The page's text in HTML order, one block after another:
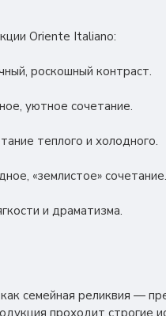
Oriente Italiano:
роскошный контраст.
уютное сочетание.
теплого и холодного.
«землистое» сочетание.
и драматизма.
семейная реликвия —
проходит строгие